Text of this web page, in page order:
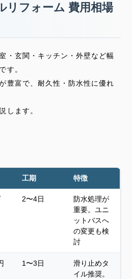
リフォーム 費用相場
・玄関・キッチン・外壁など幅
す。
豊富で、耐久性・防水性に優れ
します。
工期 特徴
2〜4日
防水処理が
重要。ユニ
ットバスへ
の変更も検
討
1〜3日
滑り止めタ
イル推奨。